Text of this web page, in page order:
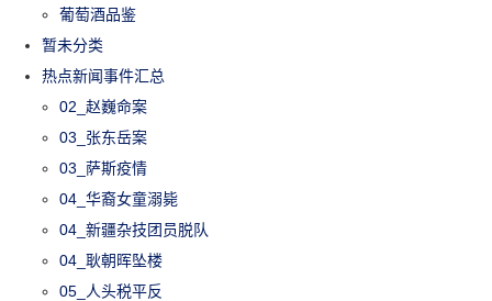
葡萄酒品鉴
暂未分类
热点新闻事件汇总
02_赵巍命案
03_张东岳案
03_萨斯疫情
04_华裔女童溺毙
04_新疆杂技团员脱队
04_耿朝晖坠楼
05_人头税平反